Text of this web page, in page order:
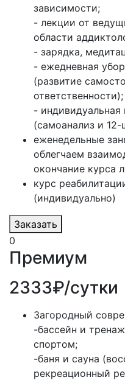
зависимости;
- лекции от
области
- зарядка,
- ежедневная
(развитие
ответственности);
- индивидуальная
(самоанализ и
еженедельные
облегчаем
окончание курса
курс
(индивидуально)
Заказать
0
Премиум
2333₽/сутки
Загородный
-бассейн и
спортом;
-баня и сауна
рекреационный